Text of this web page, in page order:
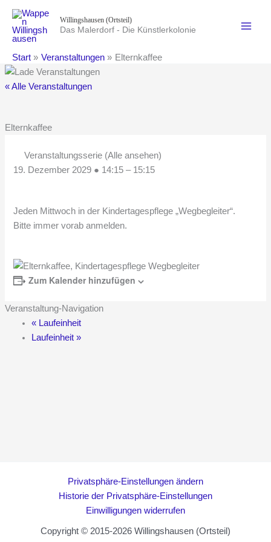
Inhalt
springen
Willingshausen (Ortsteil)
Das Malerdorf - Die Künstlerkolonie
Start Veranstaltungen Elternkaffee
« Alle Veranstaltungen
Elternkaffee
Veranstaltungsserie (Alle ansehen)
19. Dezember 2029 ● 14:15– 15:15
Jeden Mittwoch in der Kindertagespflege „Wegbegleiter“.
Bitte immer vorab anmelden.
Zum Kalender hinzufügen
Veranstaltung-Navigation
«Laufeinheit
Laufeinheit »
Privatsphäre-Einstellungen ändern
Historie der Privatsphäre-Einstellungen
Einwilligungen widerrufen
Copyright © 2015-2026 Willingshausen (Ortsteil)